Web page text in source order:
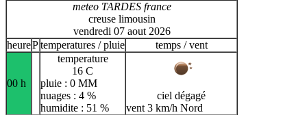
meteo TARDES france
creuse limousin
vendredi 07 aout 2026
heurePtemperatures / pluie temps / vent
00 h
temperature
16 C
pluie : 0 MM
nuages : 4 %
humidite : 51 %
ciel dégagé
vent 3 km/h Nord